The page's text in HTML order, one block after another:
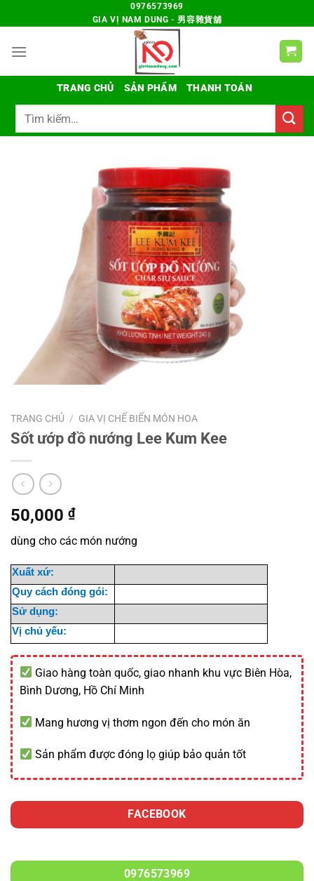
đến
dung
0976573969
GIA VỊ NAM DUNG - 男容雜貨舖
TRANG CHỦ SẢN PHẨM
THANH TOÁN
Tìm
TRANG CHỦ / GIA VỊ CHẾ BIẾN MÓN HOA
Sốt ướp đồ nướng Lee Kum Kee
50,000 ₫
dùng cho các món nướng
Xuất xứ:
Quy cách đóng gói:
Sử dụng:
Vị chủ yếu:
Giao hàng toàn quốc, giao nhanh khu vực Biên Hòa,
Bình Dương, Hồ Chí Minh
Mang hương vị thơm ngon đến cho món ăn
Sản phẩm được đóng lọ giúp bảo quản tốt
FACEBOOK
0976573969